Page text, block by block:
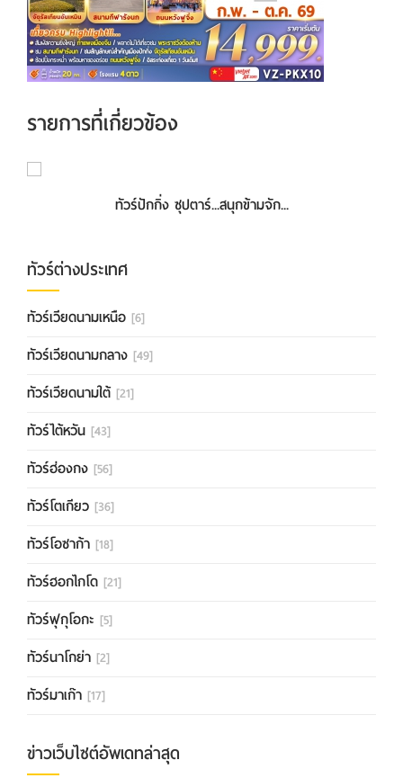
รายการที่เกี่ยวข้อง
ทัวร์ปักกิ่ง NEWGEN X2 5วัน 3คืน พ...
ทัวร์ปักกิ่ง ซุปตาร์...สนุกข้ามจัก...
ทัวร์ต่างประเทศ
ทัวร์เวียดนามเหนือ [6]
ทัวร์เวียดนามกลาง [49]
ทัวร์เวียดนามใต้ [21]
ทัวร์ไต้หวัน [43]
ทัวร์ฮ่องกง [56]
ทัวร์โตเกียว [36]
ทัวร์โอซาก้า [18]
ทัวร์ฮอกไกโด [21]
ทัวร์ฟุกุโอกะ [5]
ทัวร์นาโกย่า [2]
ทัวร์มาเก๊า [17]
ข่าวเว็บไซต์อัพเดทล่าสุด